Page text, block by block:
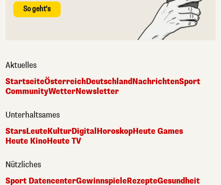
So geht's
Aktuelles
StartseiteÖsterreichDeutschlandNachrichtenSport
CommunityWetterNewsletter
Unterhaltsames
StarsLeuteKulturDigitalHoroskopHeute Games
Heute KinoHeute TV
Nützliches
Sport DatencenterGewinnspieleRezepteGesundheit